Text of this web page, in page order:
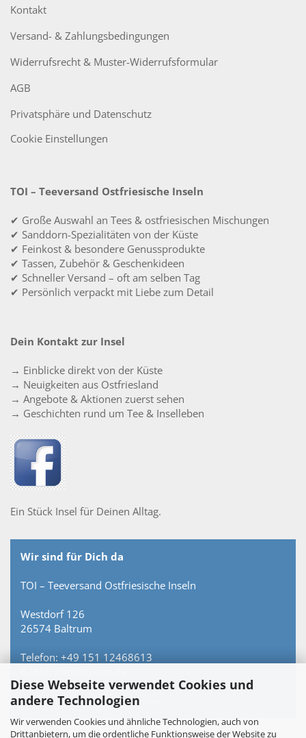
Diese Webseite verwendet Cookies und
andere Technologien
Wir verwenden Cookies und ähnliche Technologien, auch von
Drittanbietern, um die ordentliche Funktionsweise der Website zu
Kontakt
Versand- & Zahlungsbedingungen
Widerrufsrecht & Muster-Widerrufsformular
AGB
Privatsphäre und Datenschutz
Cookie Einstellungen
TOI – Teeversand Ostfriesische Inseln
✔ Große Auswahl an Tees & ostfriesischen Mischungen
✔ Sanddorn-Spezialitäten von der Küste
✔ Feinkost & besondere Genussprodukte
✔ Tassen, Zubehör & Geschenkideen
✔ Schneller Versand – oft am selben Tag
✔ Persönlich verpackt mit Liebe zum Detail
Dein Kontakt zur Insel
→ Einblicke direkt von der Küste
→ Neuigkeiten aus Ostfriesland
→ Angebote & Aktionen zuerst sehen
→ Geschichten rund um Tee & Inselleben
Ein Stück Insel für Deinen Alltag.
Wir sind für Dich da
TOI – Teeversand Ostfriesische Inseln
Westdorf 126
26574 Baltrum
Telefon: +49 151 12468613
Persönlich erreichbar – keine Hotline.